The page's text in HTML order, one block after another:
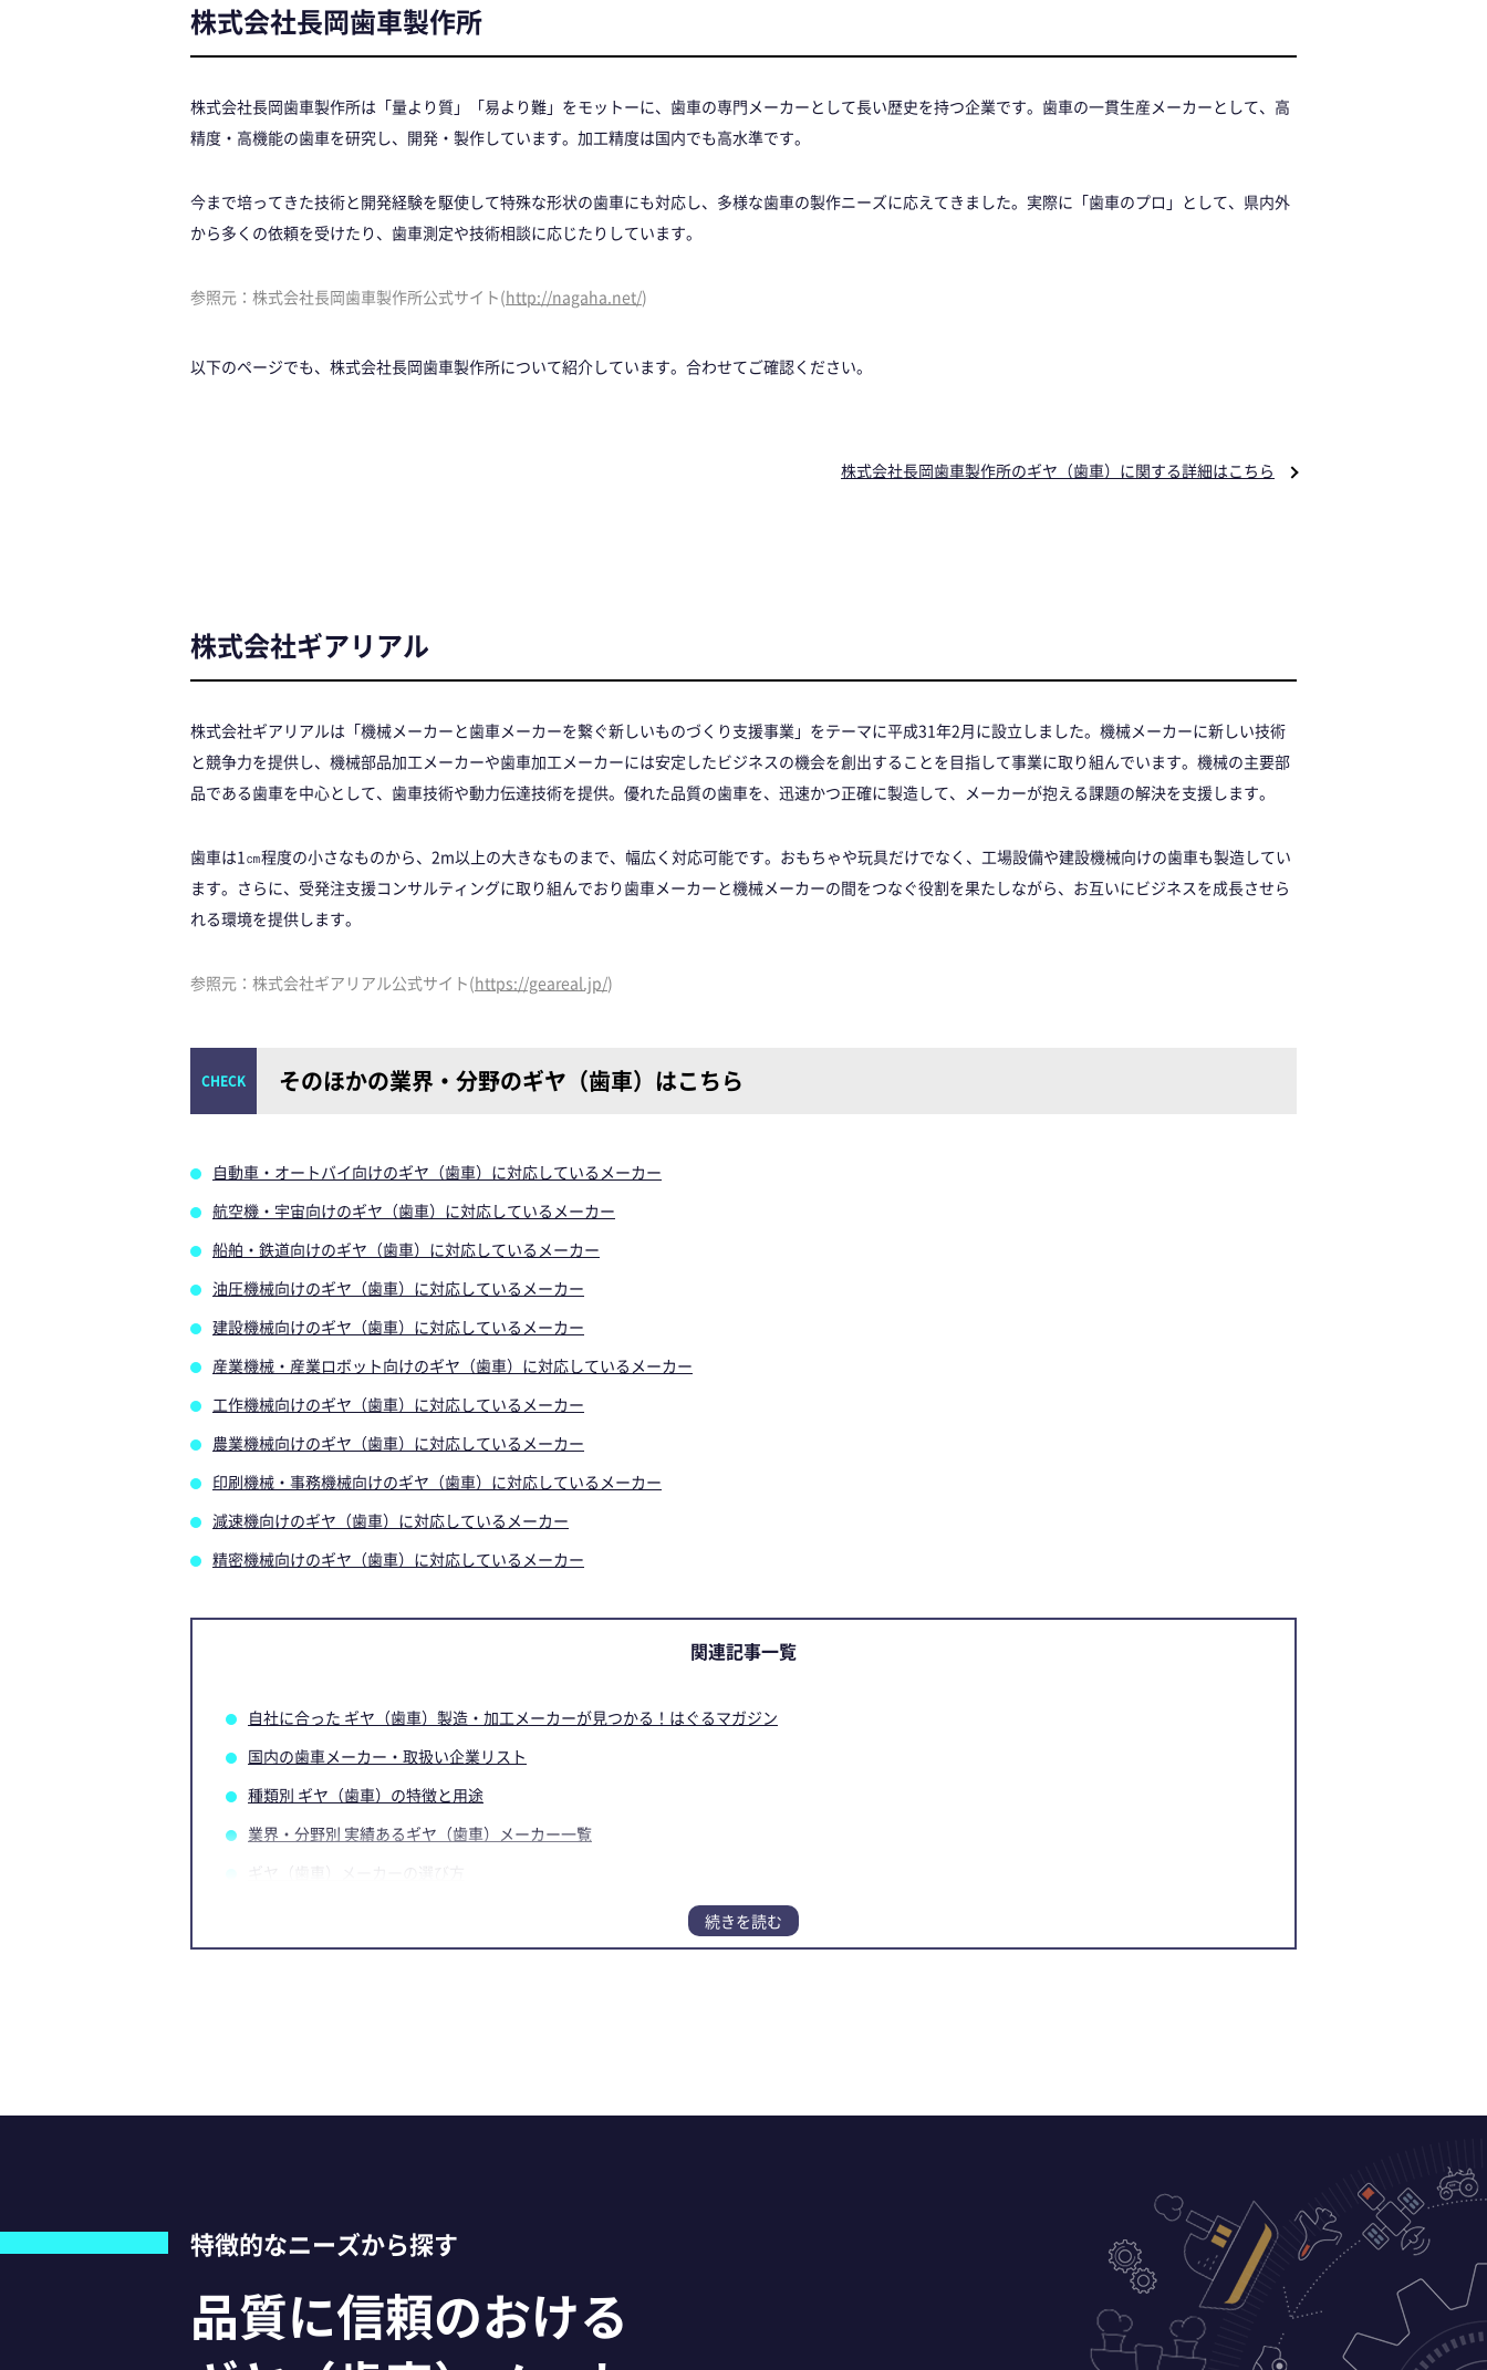
株式会社長岡歯車製作所
株式会社長岡歯車製作所は「量より質」「易より難」をモットーに、歯車の専門メーカーとして長い歴史を持つ企業です。歯車の一貫生産メーカーとして、高
精度・高機能の歯車を研究し、開発・製作しています。加工精度は国内でも高水準です。
今まで培ってきた技術と開発経験を駆使して特殊な形状の歯車にも対応し、多様な歯車の製作ニーズに応えてきました。実際に「歯車のプロ」として、県内外
から多くの依頼を受けたり、歯車測定や技術相談に応じたりしています。
参照元：株式会社長岡歯車製作所公式サイト(http://nagaha.net/)
以下のページでも、株式会社長岡歯車製作所について紹介しています。合わせてご確認ください。
株式会社長岡歯車製作所のギヤ（歯車）に関する詳細はこちら
株式会社ギアリアル
株式会社ギアリアルは「機械メーカーと歯車メーカーを繋ぐ新しいものづくり支援事業」をテーマに平成31年2月に設立しました。機械メーカーに新しい技術
と競争力を提供し、機械部品加工メーカーや歯車加工メーカーには安定したビジネスの機会を創出することを目指して事業に取り組んでいます。機械の主要部
品である歯車を中心として、歯車技術や動力伝達技術を提供。優れた品質の歯車を、迅速かつ正確に製造して、メーカーが抱える課題の解決を支援します。
歯車は1㎝程度の小さなものから、2m以上の大きなものまで、幅広く対応可能です。おもちゃや玩具だけでなく、工場設備や建設機械向けの歯車も製造してい
ます。さらに、受発注支援コンサルティングに取り組んでおり歯車メーカーと機械メーカーの間をつなぐ役割を果たしながら、お互いにビジネスを成長させら
れる環境を提供します。
参照元：株式会社ギアリアル公式サイト(https://geareal.jp/)
そのほかの業界・分野のギヤ（歯車）はこちら
自動車・オートバイ向けのギヤ（歯車）に対応しているメーカー
航空機・宇宙向けのギヤ（歯車）に対応しているメーカー
船舶・鉄道向けのギヤ（歯車）に対応しているメーカー
油圧機械向けのギヤ（歯車）に対応しているメーカー
建設機械向けのギヤ（歯車）に対応しているメーカー
産業機械・産業ロボット向けのギヤ（歯車）に対応しているメーカー
工作機械向けのギヤ（歯車）に対応しているメーカー
農業機械向けのギヤ（歯車）に対応しているメーカー
印刷機械・事務機械向けのギヤ（歯車）に対応しているメーカー
減速機向けのギヤ（歯車）に対応しているメーカー
精密機械向けのギヤ（歯車）に対応しているメーカー
関連記事一覧
自社に合った ギヤ（歯車）製造・加工メーカーが見つかる！はぐるマガジン
国内の歯車メーカー・取扱い企業リスト
種類別 ギヤ（歯車）の特徴と用途
業界・分野別 実績あるギヤ（歯車）メーカー一覧
ギヤ（歯車）メーカーの選び方
【PR】「技術」と「加工設備」で実現！ 品質・納期・コストの課題解決事例
特徴的なニーズから探す
品質に信頼のおける